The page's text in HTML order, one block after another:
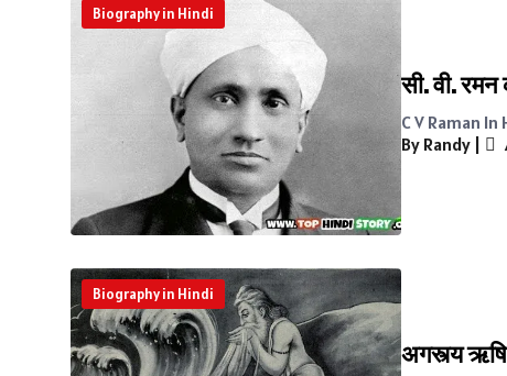
Biography in Hindi
सी. वी.
C V Raman In
By Randy |
Biography in Hindi
अगस्त्य